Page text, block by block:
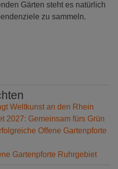
Gärten steht es natürlich
zu sammeln.
Weltkunst an den Rhein
2027: Gemeinsam fürs Grün
Offene Gartenpforte
Gartenpforte Ruhrgebiet